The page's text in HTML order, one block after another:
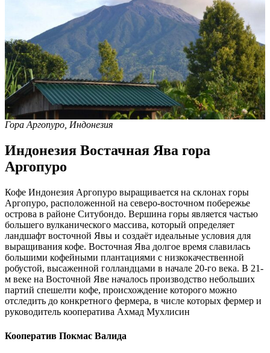
Гора Аргопуро, Индонезия
Индонезия Востачная Ява гора
Аргопуро
Кофе Индонезия Аргопуро выращивается на склонах горы
Аргопуро, расположенной на северо-восточном побережье
острова в районе Ситубондо. Вершина горы является частью
большего вулканического массива, который определяет
ландшафт восточной Явы и создаёт идеальные условия для
выращивания кофе. Восточная Ява долгое время славилась
большими кофейными плантациями с низкокачественной
робустой, высаженной голландцами в начале 20-го века. В 21-
м веке на Восточной Яве началось производство небольших
партий спешелти кофе, происхождение которого можно
отследить до конкретного фермера, в числе которых фермер и
руководитель кооператива Ахмад Мухлисин
Кооператив Покмас Валида